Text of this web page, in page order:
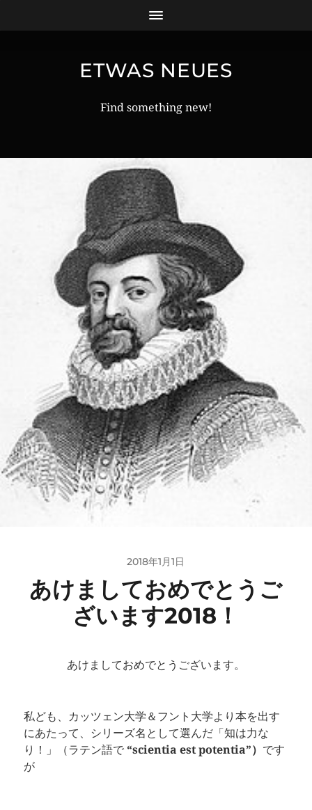
ETWAS NEUES
Find something new!
2018年1月1日
あけましておめでとうご
ざいます2018！
あけましておめでとうございます。
私ども、カッツェン大学＆フント大学より本を出す
にあたって、シリーズ名として選んだ「知は力な
り！」（ラテン語で “scientia est potentia”） です
が